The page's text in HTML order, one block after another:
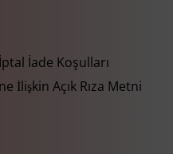
İade Koşulları
İlişkin Açık Rıza Metni